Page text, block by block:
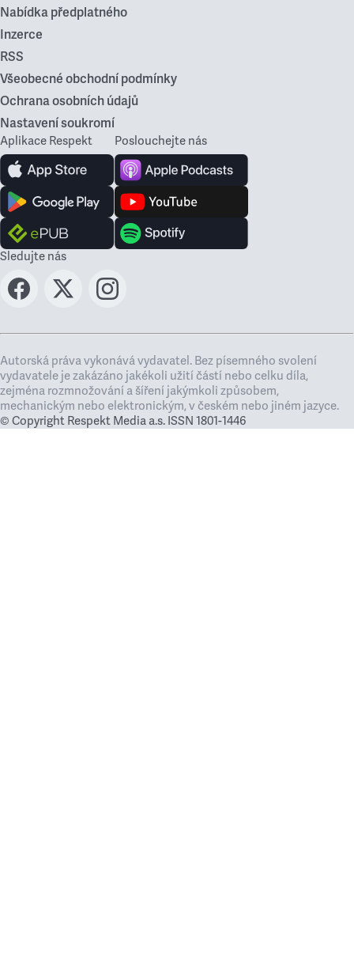
Nabídka předplatného
Inzerce
RSS
Všeobecné obchodní podmínky
Ochrana osobních údajů
Nastavení soukromí
Aplikace Respekt Poslouchejte nás
Sledujte nás
Autorská práva vykonává vydavatel. Bez písemného svolení
vydavatele je zakázáno jakékoli užití částí nebo celku díla,
zejména rozmnožování a šíření jakýmkoli způsobem,
mechanickým nebo elektronickým, v českém nebo jiném jazyce.
© Copyright Respekt Media a.s. ISSN 1801-1446